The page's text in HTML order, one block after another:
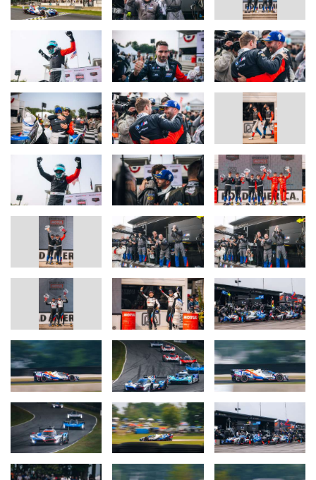
Long Beach und Laguna Seca (beide USA) hat der erste Sieg der
Saison für den BMW M Hybrid V8 den Bann gebrochen.
Paul Miller Racing fügte dem äußerst erfolgreichen Tag für BMW
M Motorsport einen weiteren Grund zum Jubeln hinzu. Neil
Verhagen und Madison Snow (beide USA) siegten im #1 BMW M4
GT3 EVO in der GTD-PRO-Kategorie. Es war der erste
Saisonsieg für das Fahrerduo und der zweite für das Team nach
dem Triumph von Dan Harper (GBR) und Max Hesse (GER) in
Watkins Glen (USA). Die beiden wurden im #48 BMW M4 GT3
EVO nach einigen harten Zweikämpfen in einem hektischen
Rennen diesmal Siebte. Turner Motorsport verpasste mit Platz vier
für Robby Foley und Patrick Gallagher (beide USA) im #96 BMW
M4 GT3 EVO das Podium in der GTD-Klasse nur knapp.
Stimmen nach dem Rennen:
Andreas Roos, Leiter BMW M Motorsport:„Was für ein
fantastisches IMSA-Rennen in Road America! Herzlichen
Glückwunsch an das BMW M Team RLL, Philipp Eng und Dries
Vanthoor zum ersten Saisonsieg mit unserem BMW M Hybrid V8.
Die beiden haben vor allem zu Saisonbeginn immer wieder
großartige Leistungen gezeigt, konnten diese aber nie in einen
Sieg ummünzen. Nun hat es endlich geklappt, und die harte
Arbeit aller Beteiligten hat sich ausgezahlt. Ich freue mich ebenso
sehr für Sheldon van der Linde und Marco Wittmann, die zum
ersten Mal in dieser Saison den Sprung aufs Podium geschafft
haben. Wir bewegen uns mit unserem Hypercar-Projekt ganz klar
in die richtige Richtung, und es ist schön zu sehen, dass sich das
nun auch in den Ergebnissen widerspiegelt. Ein weiterer